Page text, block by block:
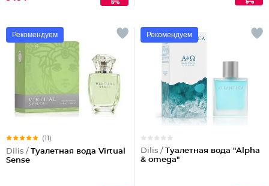
Рекомендуем
(11)
Dilis / Туалетная вода Virtual
Sense
Рекомендуем
Dilis / Туалетная вода "Alpha
& omega"